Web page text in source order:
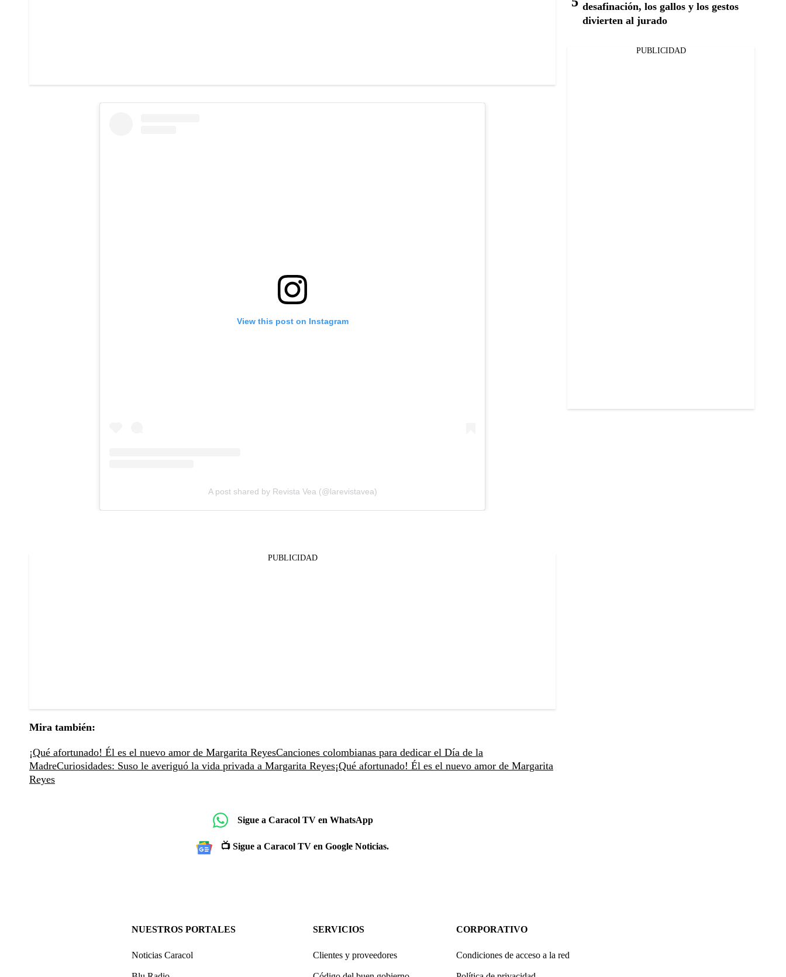
View this post on Instagram
A post shared by Revista Vea (@larevistavea)
PUBLICIDAD
Mira también:
¡Qué afortunado! Él es el nuevo amor de Margarita ReyesCanciones colombianas para dedicar el Día de la
MadreCuriosidades: Suso le averiguó la vida privada a Margarita Reyes¡Qué afortunado! Él es el nuevo amor de Margarita
Reyes
Sigue a Caracol TV en WhatsApp
📺 Sigue a Caracol TV en Google Noticias.
desafinación, los gallos y los gestos
divierten al jurado
PUBLICIDAD
NUESTROS PORTALES
Noticias Caracol
SERVICIOS
Clientes y proveedores
CORPORATIVO
Condiciones de acceso a la red